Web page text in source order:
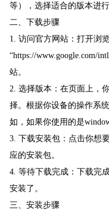
等），选择适合的版本进行
二、下载步骤
1. 访问官方网站：打开浏
“https://www.google.com/
站。
2. 选择版本：在页面上，
择。根据你设备的操作系
如，如果你使用的是
3. 下载安装包：点击你想
应的安装包。
4. 等待下载完成：下载完
安装了。
三、安装步骤